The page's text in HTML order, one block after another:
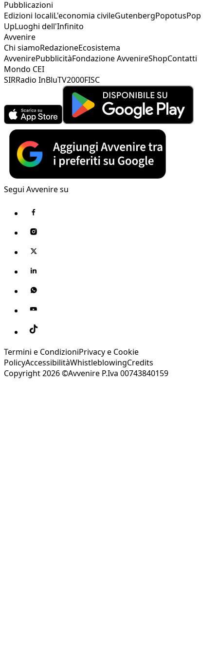
Pubblicazioni
Edizioni localiL'economia civileGutenbergPopotusPop
UpLuoghi dell'Infinito
Avvenire
Chi siamoRedazioneEcosistema
AvvenirePubblicitàFondazione AvvenireShopContatti
Mondo CEI
SIRRadio InBluTV2000FISC
Segui Avvenire su
Termini e CondizioniPrivacy e Cookie
PolicyAccessibilitàWhistleblowingCredits
Copyright 2026 ©Avvenire P.Iva 00743840159